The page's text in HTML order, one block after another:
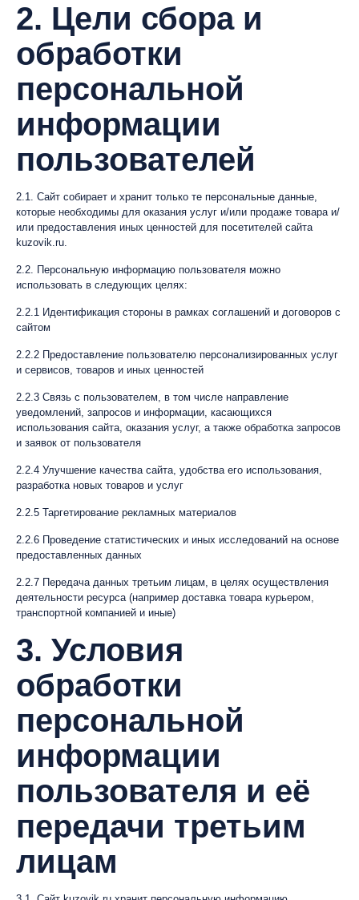
2. Цели сбора и
обработки
персональной
информации
пользователей
2.1. Сайт собирает и хранит только те персональные данные,
которые необходимы для оказания услуг и/или продаже товара и/
или предоставления иных ценностей для посетителей сайта
kuzovik.ru.
2.2. Персональную информацию пользователя можно
использовать в следующих целях:
2.2.1 Идентификация стороны в рамках соглашений и договоров с
сайтом
2.2.2 Предоставление пользователю персонализированных услуг
и сервисов, товаров и иных ценностей
2.2.3 Связь с пользователем, в том числе направление
уведомлений, запросов и информации, касающихся
использования сайта, оказания услуг, а также обработка запросов
и заявок от пользователя
2.2.4 Улучшение качества сайта, удобства его использования,
разработка новых товаров и услуг
2.2.5 Таргетирование рекламных материалов
2.2.6 Проведение статистических и иных исследований на основе
предоставленных данных
2.2.7 Передача данных третьим лицам, в целях осуществления
деятельности ресурса (например доставка товара курьером,
транспортной компанией и иные)
3. Условия
обработки
персональной
информации
пользователя и её
передачи третьим
лицам